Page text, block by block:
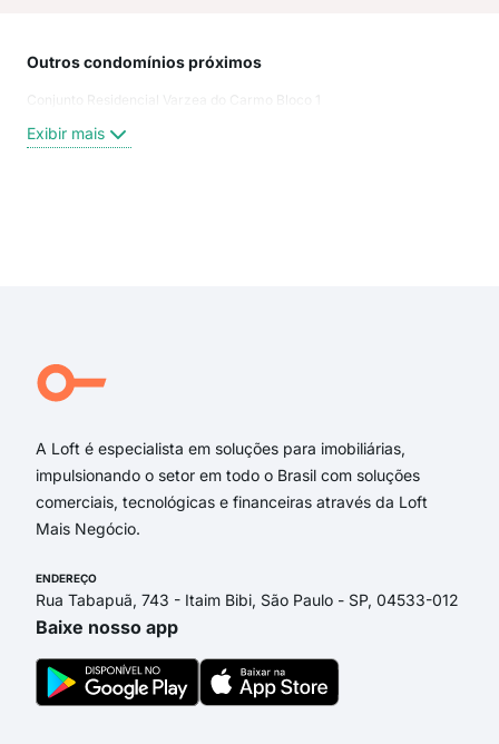
Outros condomínios próximos
Conjunto Residencial Varzea do Carmo Bloco 1
Exibir mais
A Loft é especialista em soluções para imobiliárias,
impulsionando o setor em todo o Brasil com soluções
comerciais, tecnológicas e financeiras através da Loft
Mais Negócio.
ENDEREÇO
Rua Tabapuã, 743 - Itaim Bibi, São Paulo - SP, 04533-012
Baixe nosso app